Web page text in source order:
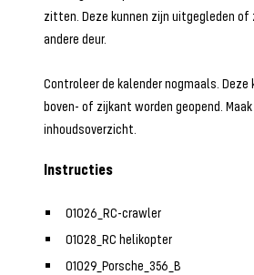
zitten. Deze kunnen zijn uitgegleden
andere deur.
Controleer de kalender nogmaals.
boven- of zijkant worden geopend.
inhoudsoverzicht.
Instructies
01026_RC-crawler
01028_RC helikopter
01029_Porsche_356_B